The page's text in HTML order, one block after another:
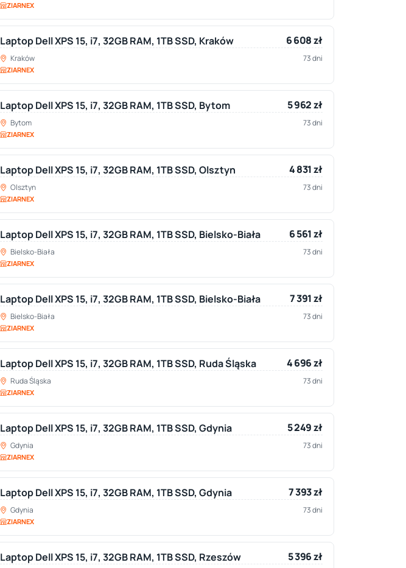
ZIARNEX
Laptop Dell XPS 15, i7, 32GB RAM, 1TB SSD, Kraków 6 608 zł
Kraków 73 dni
ZIARNEX
Laptop Dell XPS 15, i7, 32GB RAM, 1TB SSD, Bytom 5 962 zł
Bytom 73 dni
ZIARNEX
Laptop Dell XPS 15, i7, 32GB RAM, 1TB SSD, Olsztyn 4 831 zł
Olsztyn 73 dni
ZIARNEX
Laptop Dell XPS 15, i7, 32GB RAM, 1TB SSD, Bielsko-Biała 6 561 zł
Bielsko-Biała 73 dni
ZIARNEX
Laptop Dell XPS 15, i7, 32GB RAM, 1TB SSD, Bielsko-Biała 7 391 zł
Bielsko-Biała 73 dni
ZIARNEX
Laptop Dell XPS 15, i7, 32GB RAM, 1TB SSD, Ruda Śląska 4 696 zł
Ruda Śląska 73 dni
ZIARNEX
Laptop Dell XPS 15, i7, 32GB RAM, 1TB SSD, Gdynia 5 249 zł
Gdynia 73 dni
ZIARNEX
Laptop Dell XPS 15, i7, 32GB RAM, 1TB SSD, Gdynia 7 393 zł
Gdynia 73 dni
ZIARNEX
Laptop Dell XPS 15, i7, 32GB RAM, 1TB SSD, Rzeszów 5 396 zł